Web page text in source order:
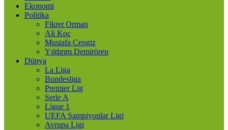
Ekonomi
Politika
Fikret Orman
Ali Koç
Mustafa Cengiz
Yıldırım Demirören
Dünya
La Liga
Bundesliga
Premier Lig
Serie A
Ligue 1
UEFA Şampiyonlar Ligi
Avrupa Ligi